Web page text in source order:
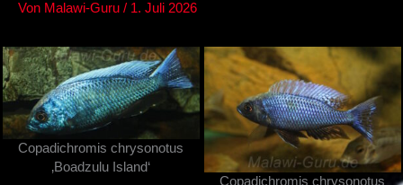
Von Malawi-Guru / 1. Juli 2026
Copadichromis chrysonotus
‚Boadzulu Island‘
Copadichromis chrysonotus